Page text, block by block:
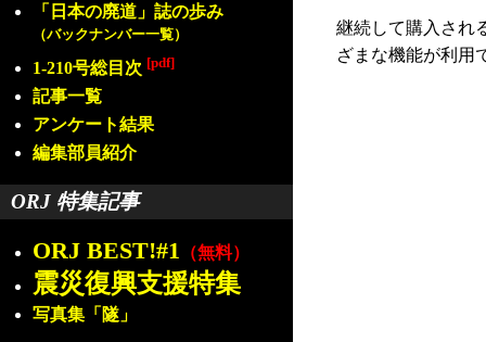
「日本の廃道」誌の歩み
（バックナンバー一覧）
1-210号総目次 [pdf]
記事一覧
アンケート結果
編集部員紹介
ORJ 特集記事
ORJ BEST!#1 （無料）
震災復興支援特集
写真集「隧」
継続して購入され
ざまな機能が利用